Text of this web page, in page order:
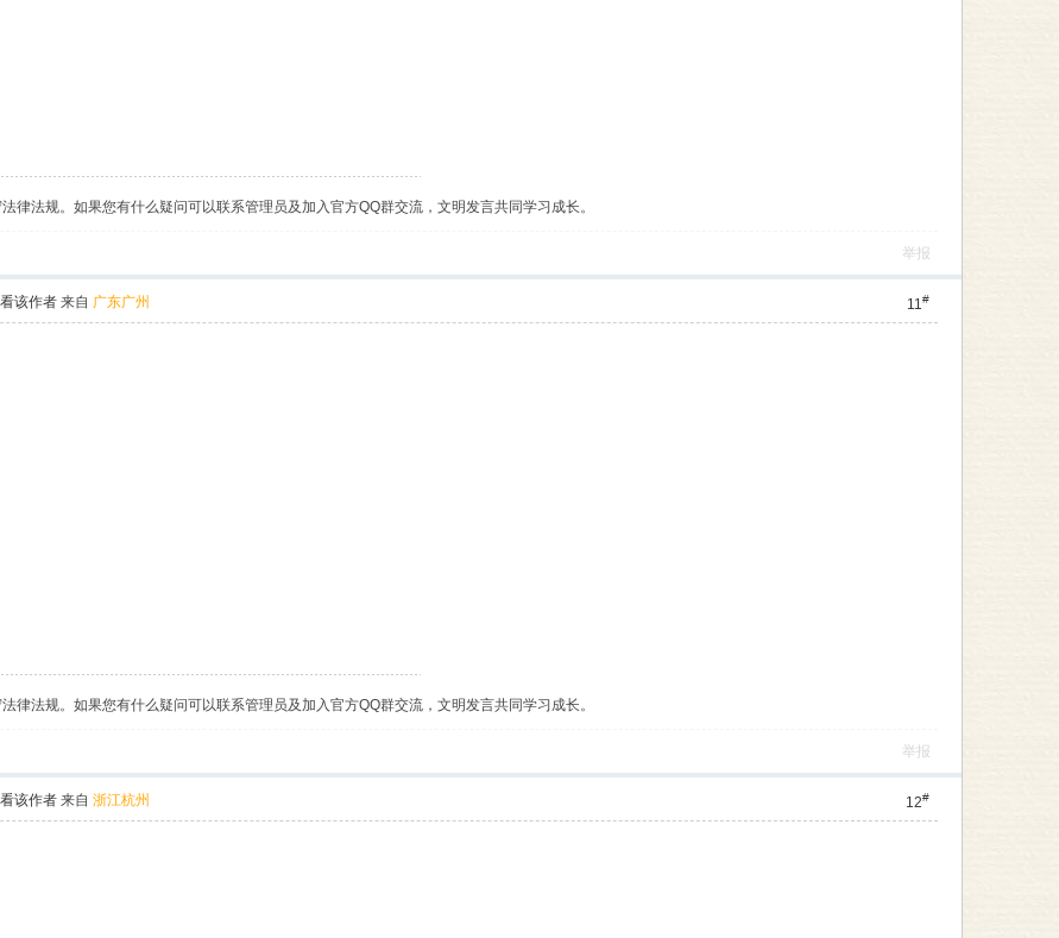
律法规。如果您有什么疑问可以联系管理员及加入官方QQ群交流，文明发言共同学习成长。
举报
11#
该作者来自 广东广州
律法规。如果您有什么疑问可以联系管理员及加入官方QQ群交流，文明发言共同学习成长。
举报
12#
该作者来自 浙江杭州